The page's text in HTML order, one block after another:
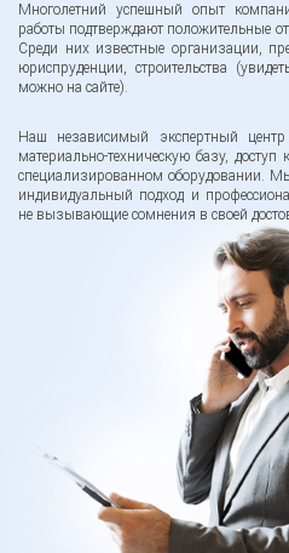
Многолетний успешный опыт
работы подтверждают положительные
Среди них известные организации,
юриспруденции, строительства
можно на сайте).
Наш независимый экспертный центр
материально-техническую базу,
специализированном оборудовании.
индивидуальный подход и
не вызывающие сомнения в своей